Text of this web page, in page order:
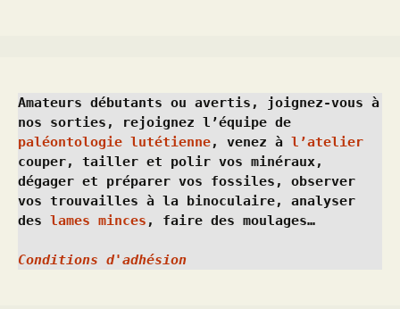
Amateurs débutants ou avertis, joignez-vous à
paléontologie lutétienne, venez à l’atelier
couper, tailler et polir vos minéraux,
dégager et préparer vos fossiles, observer
vos trouvailles à la binoculaire, analyser
des lames minces , faire des moulages…
Conditions d'adhésion